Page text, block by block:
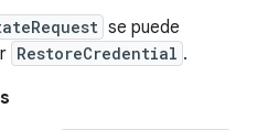
se puede
RestoreCredential .